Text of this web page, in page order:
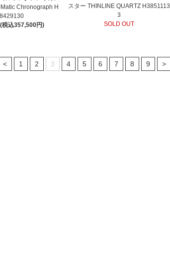
Chronograph H
税込357,500円)
スター THINLINE QUARTZ H3851113
3
SOLD OUT
< 1 2 3 4 5 6 7 8 9 >